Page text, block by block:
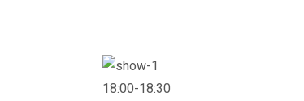
18:00-18:30